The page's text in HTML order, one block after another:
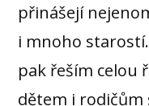
přinášejí
i mnoho
pak řeším celou
dětem i rodičům